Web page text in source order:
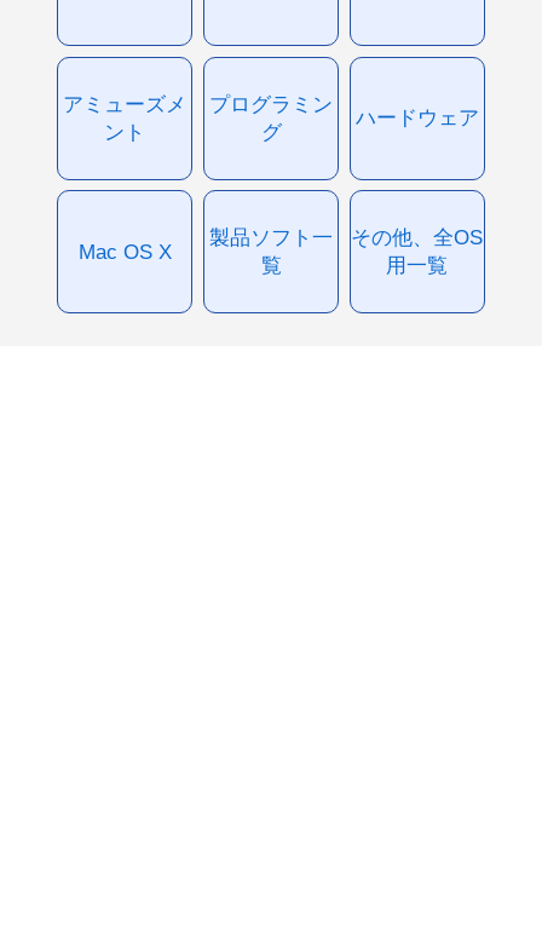
アミューズメ
ント
プログラミン
グ
ハードウェア
Mac OS X
製品ソフト一
覧
その他、全OS
用一覧